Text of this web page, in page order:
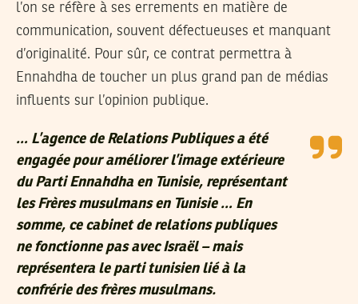
l’on se réfère à ses errements en matière de
communication, souvent défectueuses et manquant
d’originalité. Pour sûr, ce contrat permettra à
Ennahdha de toucher un plus grand pan de médias
influents sur l’opinion publique.
… L’agence de Relations Publiques a été
engagée pour améliorer l’image extérieure
du Parti Ennahdha en Tunisie, représentant
les Frères musulmans en Tunisie … En
somme, ce cabinet de relations publiques
ne fonctionne pas avec Israël – mais
représentera le parti tunisien lié à la
confrérie des frères musulmans.